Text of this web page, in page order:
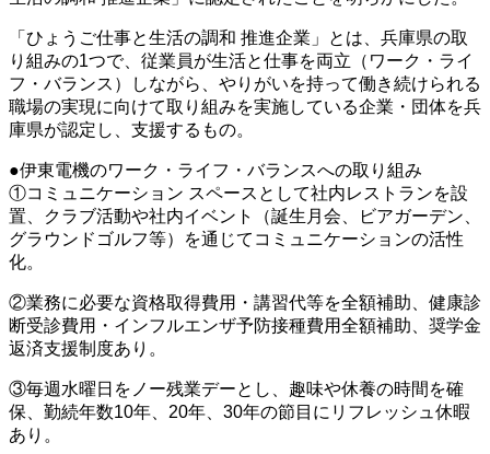
「ひょうご仕事と生活の調和 推進企業」とは、兵庫県の取
り組みの1つで、従業員が生活と仕事を両立（ワーク・ライ
フ・バランス）しながら、やりがいを持って働き続けられる
職場の実現に向けて取り組みを実施している企業・団体を兵
庫県が認定し、支援するもの。
●伊東電機のワーク・ライフ・バランスへの取り組み
①コミュニケーション スペースとして社内レストランを設
置、クラブ活動や社内イベント（誕生月会、ビアガーデン、
グラウンドゴルフ等）を通じてコミュニケーションの活性
化。
②業務に必要な資格取得費用・講習代等を全額補助、健康診
断受診費用・インフルエンザ予防接種費用全額補助、奨学金
返済支援制度あり。
③毎週水曜日をノー残業デーとし、趣味や休養の時間を確
保、勤続年数10年、20年、30年の節目にリフレッシュ休暇
あり。